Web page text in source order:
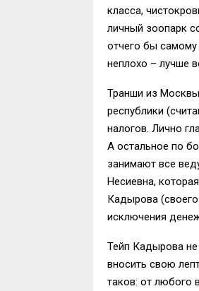
класса,
личный зоопарк
отчего бы
неплохо – лучше
Транши из
республики
налогов. Лично
А остальное по
занимают все
Несиевна,
Кадырова
исключения
Тейп Кадырова не
вносить свою
таков: от любого